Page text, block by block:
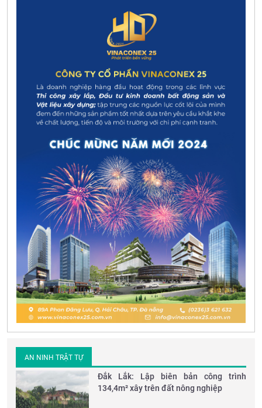
AN NINH TRẬT TỰ
Đắk Lắk: Lập biên bản công trình
134,4m² xây trên đất nông nghiệp